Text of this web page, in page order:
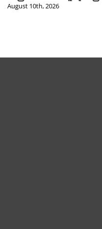
August 10th, 2026